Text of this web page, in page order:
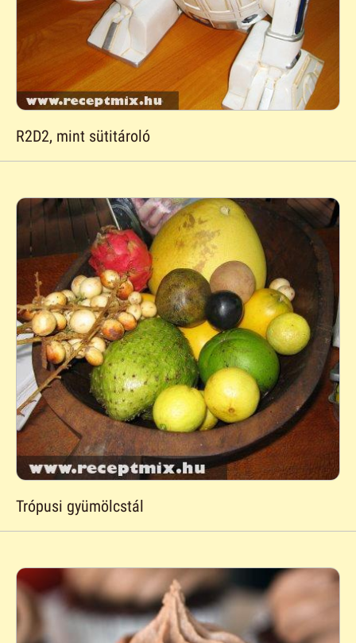
R2D2, mint sütitároló
Trópusi gyümölcstál